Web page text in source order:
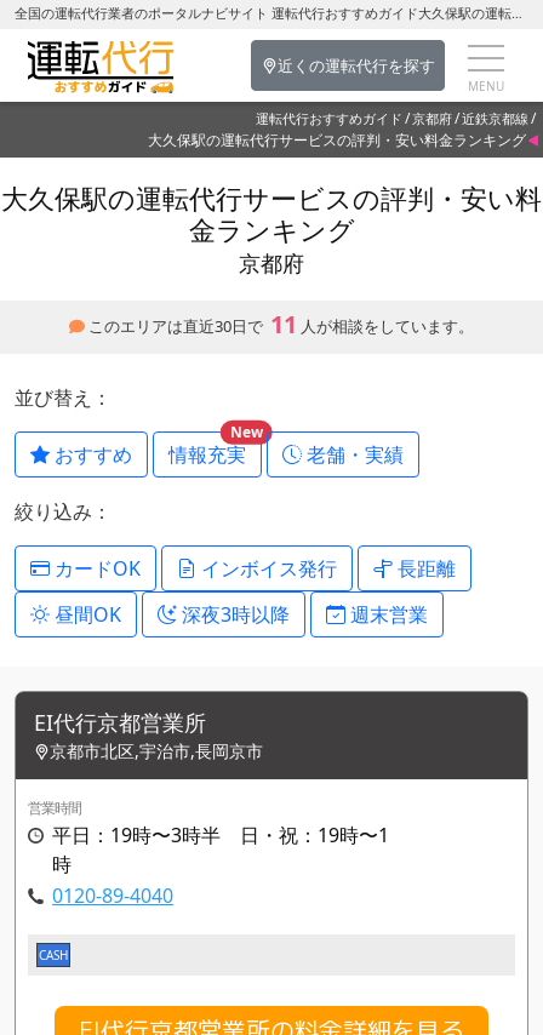
全国の運転代行業者のポータルナビサイト 運転代行おすすめガイド大久保駅の運転代行を探す-京都府の運転代行
近くの運転代行を探す
運転代行おすすめガイド 京都府 近鉄京都線
大久保駅の運転代行サービスの評判・安い料金ランキング
大久保駅の運転代行サービスの評判・安い料
金ランキング
京都府
このエリアは直近30日で 11 人が相談をしています。
並び替え：
おすすめ 情報充実
New
老舗・実績
絞り込み：
カードOK インボイス発行
長距離
昼間OK
深夜3時以降 週末営業
EI代行京都営業所
京都市北区,宇治市,長岡京市
営業時間
平日：19時〜3時半 日・祝：19時〜1
時
0120-89-4040
CASH